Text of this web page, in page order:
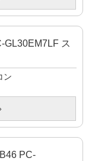
GL30EM7LF ス
ン
PC-